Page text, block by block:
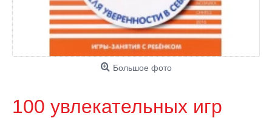
Большое фото
100 увлекательных игр